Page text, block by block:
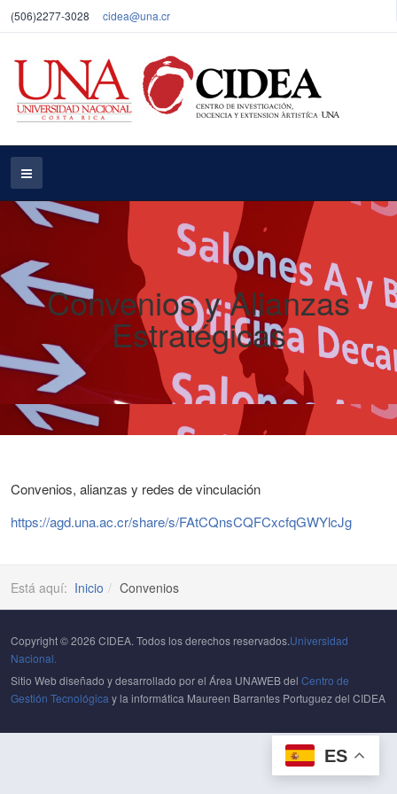
(506)2277-3028 cidea@una.cr
ES
Convenios y Alianzas
Estratégicas
Convenios, alianzas y redes de vinculación
https://agd.una.ac.cr/share/s/FAtCQnsCQFCxcfqGWYlcJg
Está aquí: Inicio Convenios
Copyright © 2026 CIDEA. Todos los derechos reservados.Universidad
Nacional.
Sitio Web diseñado y desarrollado por el Área UNAWEB del Centro de
Gestión Tecnológica y la informática Maureen Barrantes Portuguez del CIDEA